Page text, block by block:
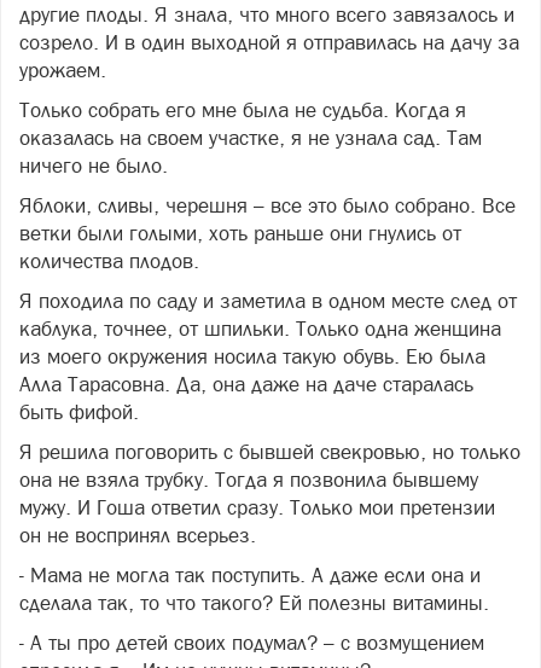
другие плоды. Я знала, что много всего завязалось и
созрело. И в один выходной я отправилась на дачу за
урожаем.
Только собрать его мне была не судьба. Когда я
оказалась на своем участке, я не узнала сад. Там
ничего не было.
Яблоки, сливы, черешня – все это было собрано. Все
ветки были голыми, хоть раньше они гнулись от
количества плодов.
Я походила по саду и заметила в одном месте след от
каблука, точнее, от шпильки. Только одна женщина
из моего окружения носила такую обувь. Ею была
Алла Тарасовна. Да, она даже на даче старалась
быть фифой.
Я решила поговорить с бывшей свекровью, но только
она не взяла трубку. Тогда я позвонила бывшему
мужу. И Гоша ответил сразу. Только мои претензии
он не воспринял всерьез.
- Мама не могла так поступить. А даже если она и
сделала так, то что такого? Ей полезны витамины.
- А ты про детей своих подумал? – с возмущением